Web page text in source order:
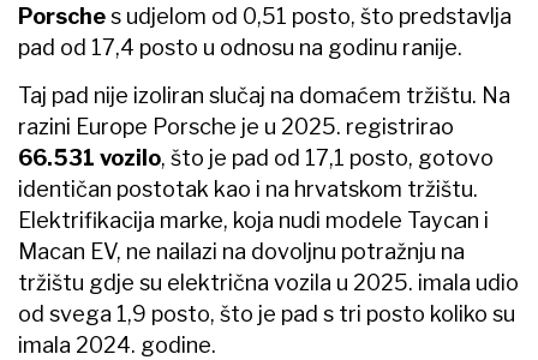
Porsches udjelom od 0,51 posto, što predstavlja
pad od 17,4 posto u odnosu na godinu ranije.
Taj pad nije izoliran slučaj na domaćem tržištu. Na
razini Europe Porsche je u 2025. registrirao
66.531 vozilo, što je pad od 17,1 posto, gotovo
identičan postotak kao i na hrvatskom tržištu.
Elektrifikacija marke, koja nudi modele Taycan i
Macan EV, ne nailazi na dovoljnu potražnju na
tržištu gdje su električna vozila u 2025. imala udio
od svega 1,9 posto, što je pad s tri posto koliko su
imala 2024. godine.